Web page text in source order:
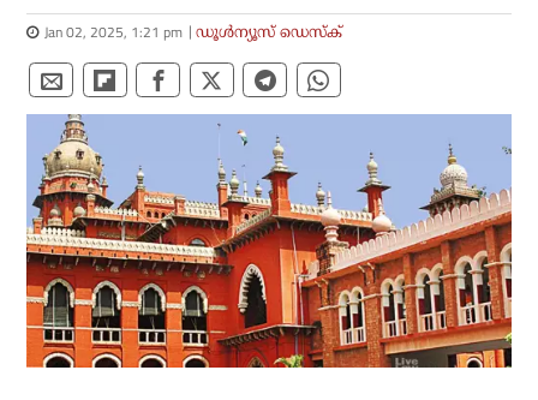
Jan 02, 2025, 1:21 pm ഡൂള്‍ന്യൂസ് ഡെസ്‌ക്